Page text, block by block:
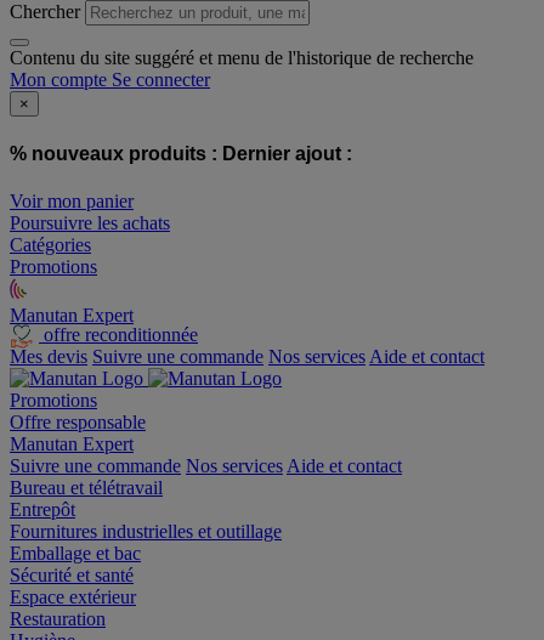
Chercher
Contenu du site suggéré et menu de l'historique de recherche
Mon compte Se connecter
×
% nouveaux produits : Dernier ajout :
Voir mon panier
Poursuivre les achats
Catégories
Promotions
Manutan Expert
offre reconditionnée
Mes devis Suivre une commande Nos services Aide et contact
Promotions
Offre responsable
Manutan Expert
Suivre une commande Nos services Aide et contact
Bureau et télétravail
Entrepôt
Fournitures industrielles et outillage
Emballage et bac
Sécurité et santé
Espace extérieur
Restauration